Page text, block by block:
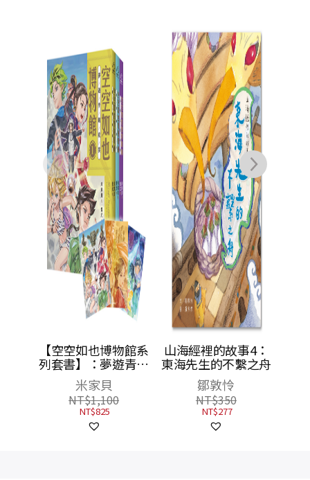
山海經裡的故事4：
東海先生的不繫之舟
鄒敦怜
NT$350
NT$277
從前從前，公主逃離
了城堡：風靡全球三
十年的政治正確童話
經典
詹姆士．芬．加納
NT$350
NT$ 210